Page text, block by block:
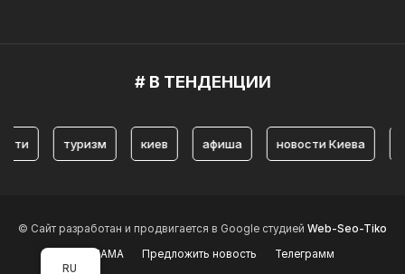
# В ТЕНДЕНЦИИ
туризм афиша новости Киева
© Сайт разработан и продвигается в Google студией Web-Seo-Tiko
РЕКЛАМА
Предложить новость
Телеграмм
RU